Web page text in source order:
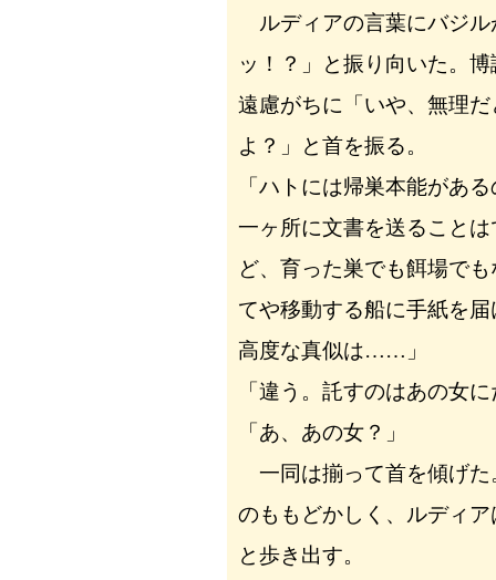
ルディアの言葉にバジル
ッ！？」と振り向いた。
遠慮がちに「いや、無理
よ？」と首を振る。
「ハトには帰巣本能があ
一ヶ所に文書を送ること
ど、育った巣でも餌場で
てや移動する船に手紙を
高度な真似は……」
「違う。託すのはあの女
「あ、あの女？」
一同は揃って首を傾げた
のももどかしく、ルディ
と歩き出す。